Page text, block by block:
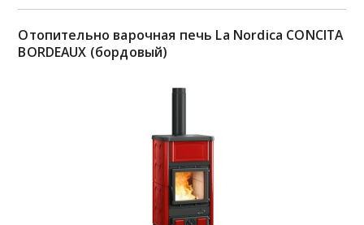
Отопительно варочная печь La Nordica CONCITA
BORDEAUX (бордовый)